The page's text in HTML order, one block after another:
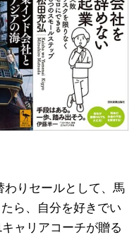
わりセールとして、馬
ら、自分を好きでい
ャリアコーチが贈る